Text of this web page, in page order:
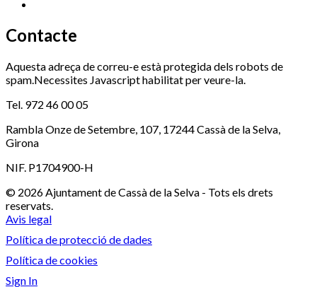
Contacte
Aquesta adreça de correu-e està protegida dels robots de
spam.Necessites Javascript habilitat per veure-la.
Tel. 972 46 00 05
Rambla Onze de Setembre, 107, 17244 Cassà de la Selva,
Girona
NIF. P1704900-H
© 2026 Ajuntament de Cassà de la Selva - Tots els drets
reservats.
Avis legal
Política de protecció de dades
Política de cookies
Sign In